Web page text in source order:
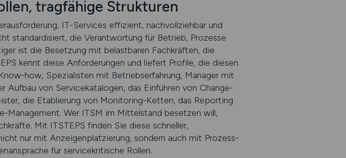
tragfähige Strukturen
IT-Services effizient, nachvollziehbar und
standardisiert, die Verantwortung für Betrieb, Prozesse
ist die Besetzung mit belastbaren Fachkräften, die
kennt diese Anforderungen und liefert Profile, die diesen
how, Spezialisten mit Betriebserfahrung, Manager mit
von Service­katalogen, das Einführen von Change-
die Etablierung von Monitoring-Ketten, das Reporting
Wer ITSM im Mittelstand besetzen will,
Mit ITSTEPS finden Sie diese schneller,
nur mit Anzeigenplatzierung, sondern auch mit Prozess-
für servicekritische Rollen.